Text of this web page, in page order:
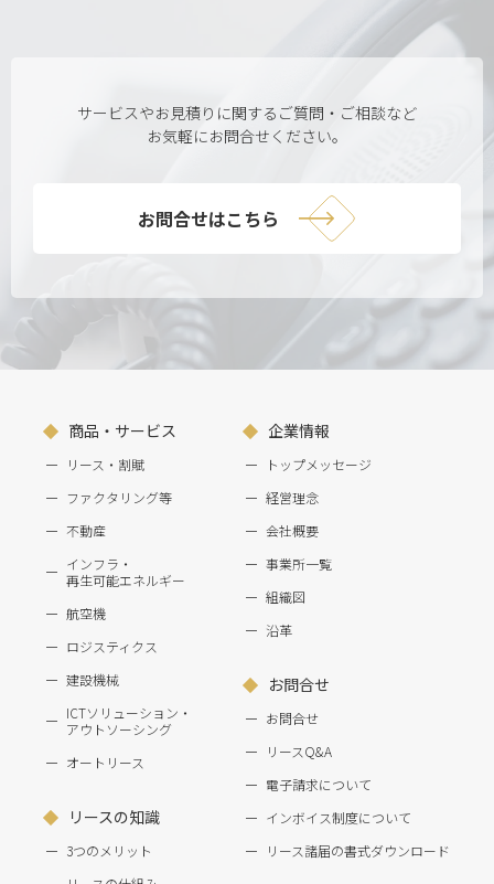
サービスやお見積りに関するご質問・ご相談など
お気軽にお問合せください。
お問合せはこちら
商品・サービス
リース・割賦
ファクタリング等
不動産
インフラ・
再生可能エネルギー
航空機
ロジスティクス
建設機械
ICTソリューション・
アウトソーシング
オートリース
リースの知識
3つのメリット
企業情報
トップメッセージ
経営理念
会社概要
事業所一覧
組織図
沿革
お問合せ
お問合せ
リースQ&A
電子請求について
インボイス制度について
リース諸届の書式ダウンロード